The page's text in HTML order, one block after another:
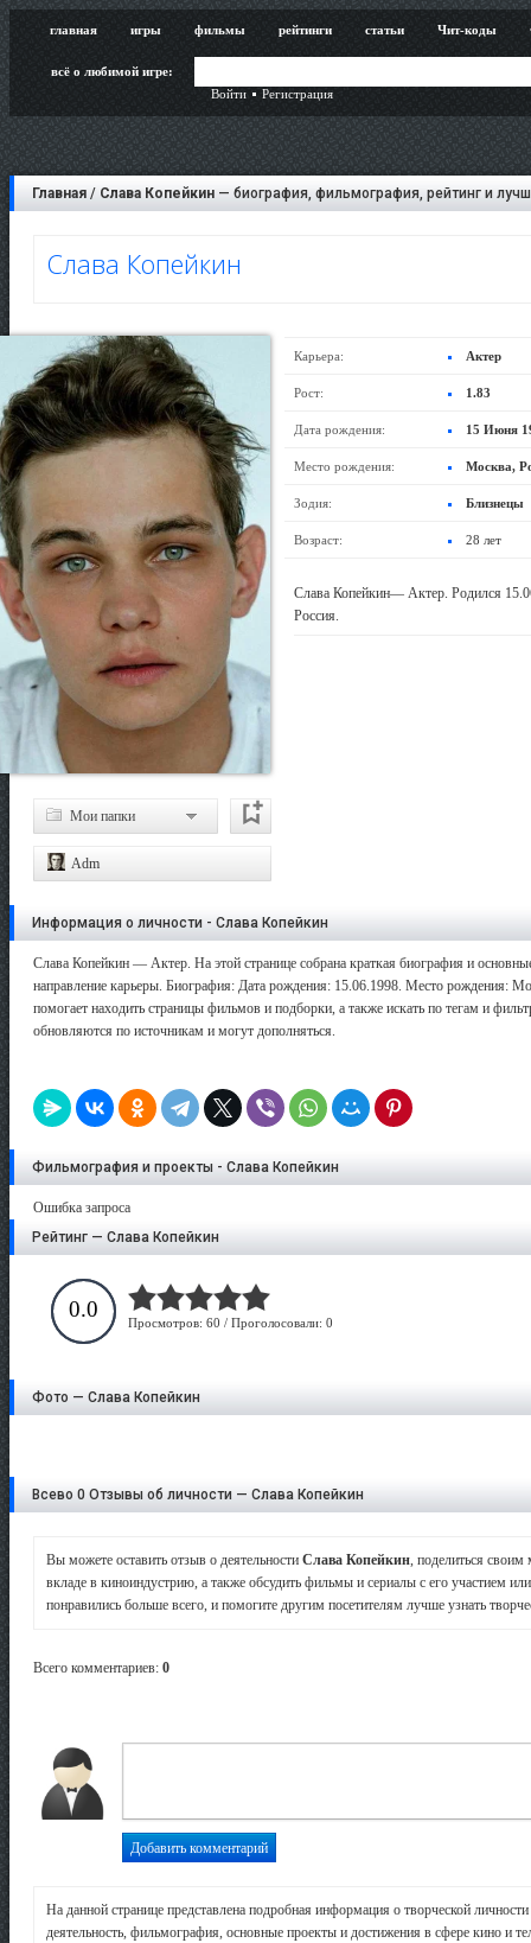
главная игры фильмы рейтинги статьи Чит-коды
всё о любимой игре:
Войти
Регистрация
Главная / Слава Копейкин — биография, фильмография, рейтинг и
Слава Копейкин
Мои папки
Adm
Карьера: Актер
Рост: 1.83
Дата рождения: 15 Июня
Место рождения: Москва,
Зодия: Близнецы
Возраст: 28 лет
Слава Копейкин— Актер. Родился
Россия.
Информация о личности - Слава Копейкин
Слава Копейкин — Актер. На этой странице собрана краткая биография и
направление карьеры. Биография: Дата рождения: 15.06.1998. Место рождения:
помогает находить страницы фильмов и подборки, а также искать по тегам и
обновляются по источникам и могут дополняться.
Фильмография и проекты - Слава Копейкин
Ошибка запроса
Рейтинг — Слава Копейкин
0.0
Просмотров: 60 / Проголосовали: 0
Фото — Слава Копейкин
Всево 0 Отзывы об личности — Слава Копейкин
Вы можете оставить отзыв о деятельности Слава Копейкин, поделиться своим
вкладе в киноиндустрию, а также обсудить фильмы и сериалы с его участием
понравились больше всего, и помогите другим посетителям лучше узнать
Всего комментариев: 0
На данной странице представлена подробная информация о творческой личности
деятельность, фильмография, основные проекты и достижения в сфере кино и